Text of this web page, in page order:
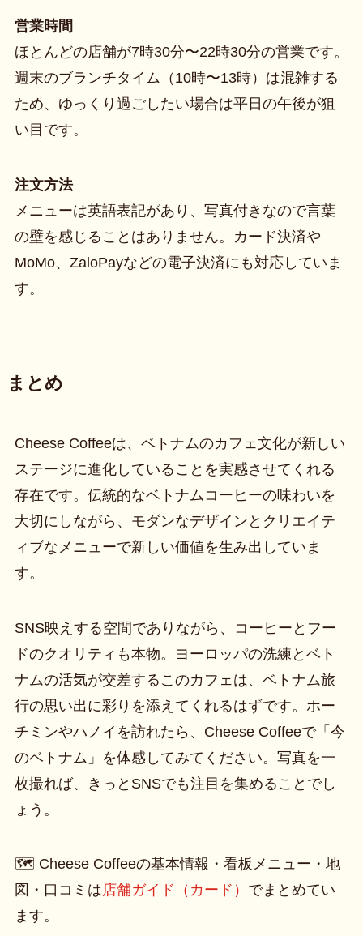
営業時間
ほとんどの店舗が7時30分〜22時30分の営業です。
週末のブランチタイム（10時〜13時）は混雑する
ため、ゆっくり過ごしたい場合は平日の午後が狙
い目です。
注文方法
メニューは英語表記があり、写真付きなので言葉
の壁を感じることはありません。カード決済や
MoMo、ZaloPayなどの電子決済にも対応していま
す。
まとめ
Cheese Coffeeは、ベトナムのカフェ文化が新しい
ステージに進化していることを実感させてくれる
存在です。伝統的なベトナムコーヒーの味わいを
大切にしながら、モダンなデザインとクリエイテ
ィブなメニューで新しい価値を生み出していま
す。
SNS映えする空間でありながら、コーヒーとフー
ドのクオリティも本物。ヨーロッパの洗練とベト
ナムの活気が交差するこのカフェは、ベトナム旅
行の思い出に彩りを添えてくれるはずです。ホー
チミンやハノイを訪れたら、Cheese Coffeeで「今
のベトナム」を体感してみてください。写真を一
枚撮れば、きっとSNSでも注目を集めることでし
ょう。
🗺️ Cheese Coffeeの基本情報・看板メニュー・地
図・口コミは店舗ガイド（カード） でまとめてい
ます。